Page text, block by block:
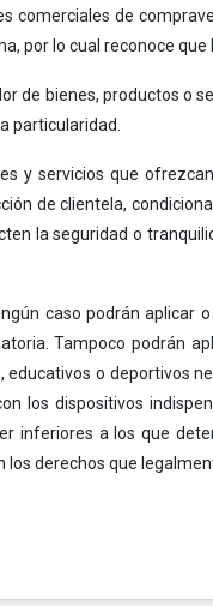
comerciales de
por lo cual reconoce
de bienes, productos o
particularidad.
y servicios que
de clientela,
la seguridad o
caso podrán
Tampoco podrán
educativos o deportivos
los dispositivos
inferiores a los que
los derechos que